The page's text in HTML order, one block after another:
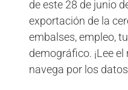
de este 28 de junio
exportación de la
embalses, empleo,
demográfico. ¡Lee
navega por los